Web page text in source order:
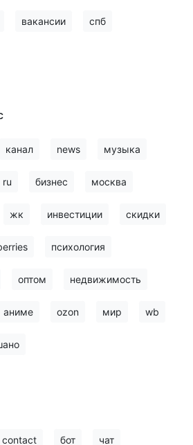
вакансии спб
канал news музыка
ru бизнес москва
жк инвестиции скидки
психология
оптом недвижимость
аниме ozon мир wb
contact бот чат